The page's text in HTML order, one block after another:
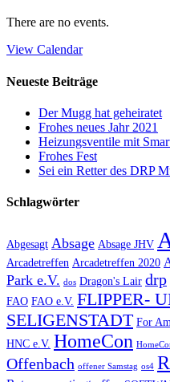
There are no events.
View Calendar
Neueste Beiträge
Der Mugg hat geheiratet
Frohes neues Jahr 2021
Heizungsventile mit
Frohes Fest
Sei ein Retter des DRP
Schlagwörter
Abgesagt Absage Absage JHV
Arcadetreffen Arcadetreffen 2020
Park e.V. dos Dragon's Lair drp
FAO FAO e.V. FLIPPER-
SELIGENSTADT For
HNC e.V. HomeCon
Offenbach offener Samstag os4